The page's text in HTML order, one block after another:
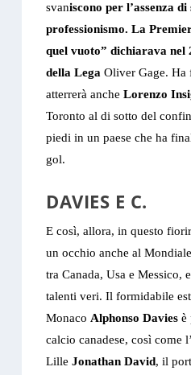
svaniscono per l’assenza
professionismo. La
quel vuoto” dichiarava nel
della LegaOliver Gage. Ha
atterrerà ancheLorenzo
Toronto al di sotto del
piedi in un paese che ha
gol.
DAVIES E C.
E così, allora, in questo
un occhio anche al
tra Canada, Usa e Messico,
talenti veri. Il formidabile
Monaco Alphonso Davies è
calcio canadese, così come
LilleJonathan David, il